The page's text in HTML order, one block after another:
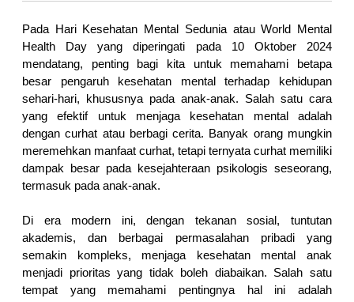
Pada Hari Kesehatan Mental Sedunia atau World Mental
Health Day yang diperingati pada 10 Oktober 2024
mendatang, penting bagi kita untuk memahami betapa
besar pengaruh kesehatan mental terhadap kehidupan
sehari-hari, khususnya pada anak-anak. Salah satu cara
yang efektif untuk menjaga kesehatan mental adalah
dengan curhat atau berbagi cerita. Banyak orang mungkin
meremehkan manfaat curhat, tetapi ternyata curhat memiliki
dampak besar pada kesejahteraan psikologis seseorang,
termasuk pada anak-anak.
Di era modern ini, dengan tekanan sosial, tuntutan
akademis, dan berbagai permasalahan pribadi yang
semakin kompleks, menjaga kesehatan mental anak
menjadi prioritas yang tidak boleh diabaikan. Salah satu
tempat yang memahami pentingnya hal ini adalah